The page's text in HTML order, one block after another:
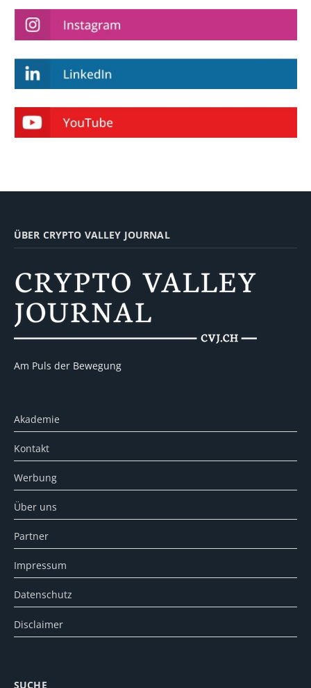
ÜBER CRYPTO VALLEY JOURNAL
Am Puls der Bewegung
Akademie
Kontakt
Werbung
Über uns
Partner
Impressum
Datenschutz
Disclaimer
SUCHE